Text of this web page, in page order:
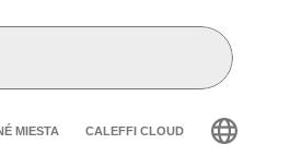
MIESTA CALEFFI CLOUD